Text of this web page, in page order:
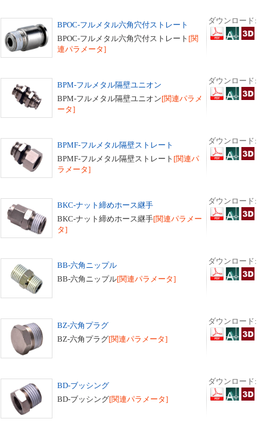
BPOC-フルメタル六角穴付ストレート
BPOC-フルメタル六角穴付ストレート [関
連パラメータ]
ダウンロード:
BPM-フルメタル隔壁ユニオン
BPM-フルメタル隔壁ユニオン[関連パラメ
ータ]
ダウンロード:
BPMF-フルメタル隔壁ストレート
BPMF-フルメタル隔壁ストレート [関連パ
ラメータ]
ダウンロード:
BKC-ナット締めホース継手
BKC-ナット締めホース継手[関連パラメー
タ]
ダウンロード:
BB-六角ニップル
BB-六角ニップル[関連パラメータ]
ダウンロード:
BZ-六角プラグ
BZ-六角プラグ[関連パラメータ]
ダウンロード:
BD-ブッシング
BD-ブッシング[関連パラメータ]
ダウンロード: